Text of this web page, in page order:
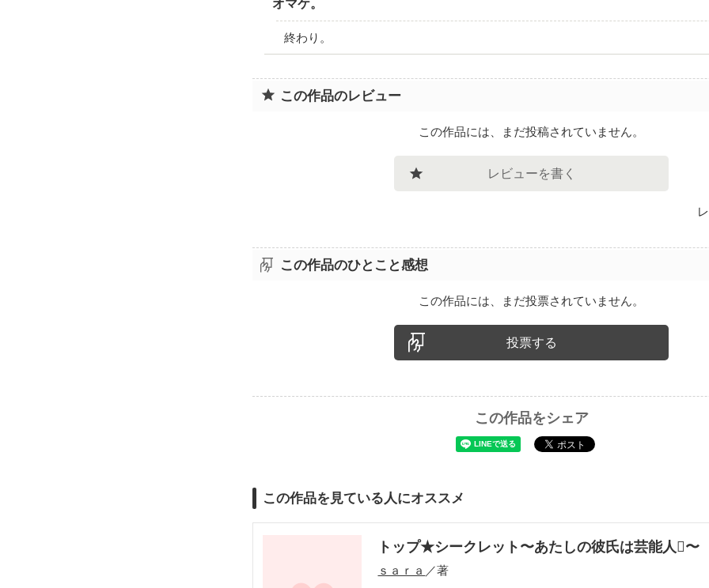
オマケ。
終わり。
この作品のレビュー
この作品には、まだ投稿されていません。
レビューを書く
この作品のひとこと感想
この作品には、まだ投票されていません。
投票する
この作品をシェア
この作品を見ている人にオススメ
トップ★シークレット〜あたしの彼氏は芸能人〜
ｓａｒａ ／著